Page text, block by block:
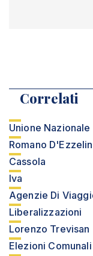
Correlati
Unione
Romano
Cassola
Iva
Agenzie Di
Liberalizzazioni
Lorenzo Trevisan
Elezioni Comunali